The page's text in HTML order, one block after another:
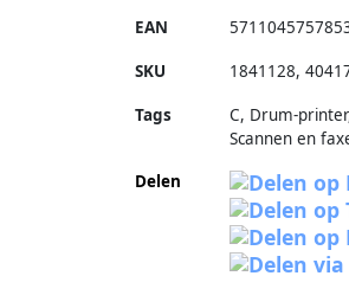
EAN
SKU 1841128,
Tags
C, Drum-
Scannen en
Delen